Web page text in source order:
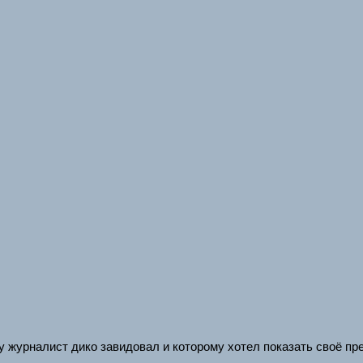
дико завидовал и которому хотел показать своё